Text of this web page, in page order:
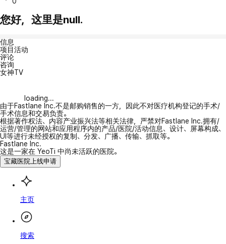
您好，这里是null.
信息
项目活动
评论
咨询
女神TV
loading...
由于Fastlane Inc.不是邮购销售的一方，因此不对医疗机构登记的手术/
手术信息和交易负责。
根据著作权法、内容产业振兴法等相关法律，严禁对Fastlane Inc.拥有/
运营/管理的网站和应用程序内的产品/医院/活动信息、设计、屏幕构成、
UI等进行未经授权的复制、分发、广播、传输、抓取等。
Fastlane Inc.
这是一家在 YeoTi 中尚未活跃的医院。
宝藏医院上线申请
主页
搜索